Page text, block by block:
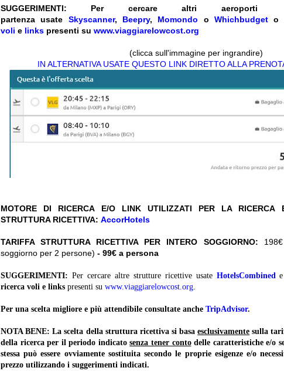
SUGGERIMENTI: Per cercare altri
partenza usate Skyscanner, Beepry, Momondo oWhichbudget o
voli e links presenti su www.viaggiarelowcost.org
(clicca sull'immagine per ingrandire)
IN ALTERNATIVA USATE QUESTO LINK DIRETTO ALLA
MOTORE DI RICERCA E/O LINK UTILIZZATI PER LA RICERCA
STRUTTURA RICETTIVA: AccorHotels
TARIFFA STRUTTURA RICETTIVA PER INTERO SOGGIORNO:
soggiorno per 2 persone) - 99€ a persona
SUGGERIMENTI: Per cercare altre strutture ricettive usate HotelsCombined
ricerca voli e links presenti su www.viaggiarelowcost.org.
Per una scelta migliore e più attendibile consultate anche TripAdvisor.
NOTA BENE: La scelta della struttura ricettiva si basaesclusivamente sulla
della ricerca per il periodo indicatosenza tener contodelle caratteristiche e/o
stessa può essere ovviamente sostituita secondo le proprie esigenze e/o
prezzo utilizzando i suggerimenti indicati.